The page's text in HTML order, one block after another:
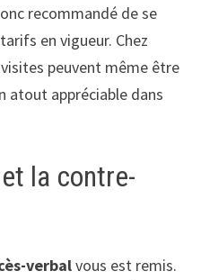
recommandé de se
en vigueur. Chez
peuvent même être
atout appréciable dans
la contre-
verbalvous est remis.